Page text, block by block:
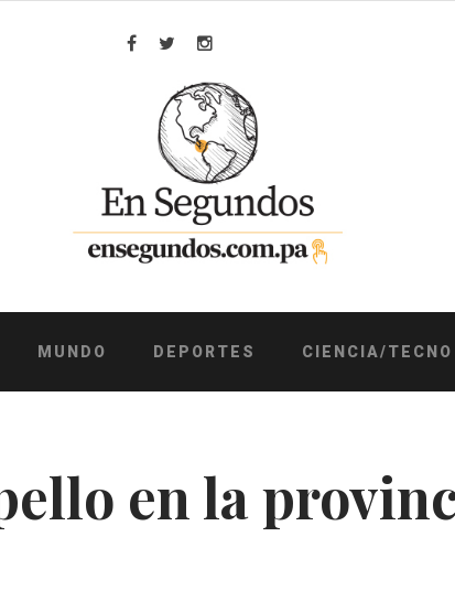
Facebook
TwitterInstagram
MUNDO DEPORTES CIENCIA/TECNO
en la